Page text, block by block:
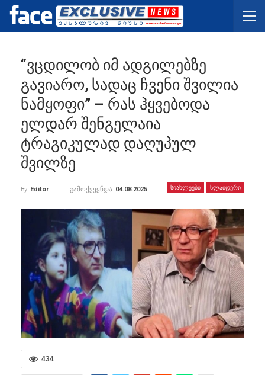
“ვცდილობ Იმ Ადგილებზე
Გავიარო, Სადაც Ჩვენი Შვილია
Ნამყოფი” – Რას Ჰყვებოდა
Ელდარ Შენგელაია
Ტრაგიკულად Დაღუპულ
Შვილზე
ᲡᲘᲐᲮᲚᲔᲔᲑᲘ ᲡᲚᲐᲘᲓᲔᲠᲘ
By Editor გამოქვეყნდა 04.08.2025
434